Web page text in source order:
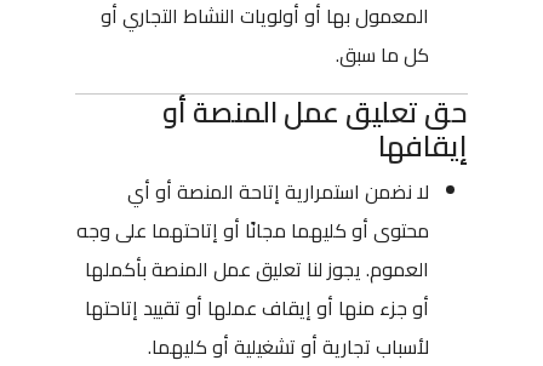
المعمول بها أو أولويات النشاط التجاري أو
كل ما سبق.
حق تعليق عمل المنصة أو
إيقافها
لا نضمن استمرارية إتاحة المنصة أو أي
محتوى أو كليهما مجانًا أو إتاحتهما على وجه
العموم. يجوز لنا تعليق عمل المنصة بأكملها
أو جزء منها أو إيقاف عملها أو تقييد إتاحتها
لأسباب تجارية أو تشغيلية أو كليهما.